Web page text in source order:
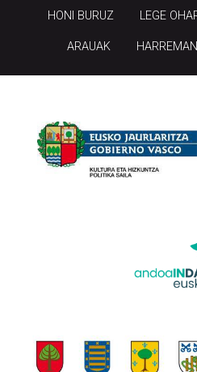
HONI BURUZ LEGE
ARAUAK